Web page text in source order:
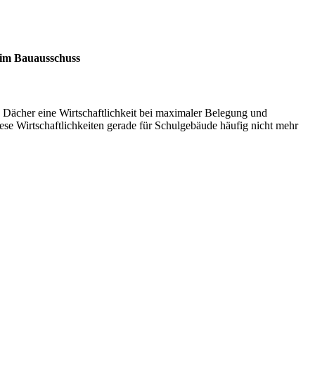
Bauausschuss
eine Wirtschaftlichkeit bei maximaler Belegung und
Wirtschaftlichkeiten gerade für Schulgebäude häufig nicht mehr